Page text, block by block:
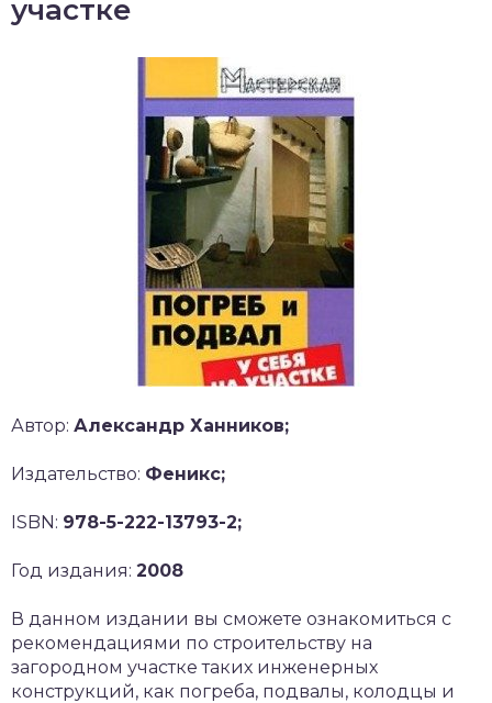
участке
Автор: Александр Ханников;
Издательство: Феникс;
ISBN: 978-5-222-13793-2;
Год издания: 2008
В данном издании вы сможете ознакомиться с
рекомендациями по строительству на
загородном участке таких инженерных
конструкций, как погреба, подвалы, колодцы и